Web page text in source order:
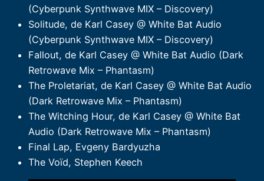
(Cyberpunk Synthwave MIX – Discovery)
Solitude, de Karl Casey @ White Bat Audio
(Cyberpunk Synthwave MIX – Discovery)
Fallout, de Karl Casey @ White Bat Audio (Dark
Retrowave Mix – Phantasm)
The Proletariat, de Karl Casey @ White Bat Audio
(Dark Retrowave Mix – Phantasm)
The Witching Hour, de Karl Casey @ White Bat
Audio (Dark Retrowave Mix – Phantasm)
Final Lap, Evgeny Bardyuzha
The Voïd, Stephen Keech